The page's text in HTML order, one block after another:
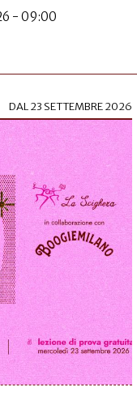
- 09:00
DAL23 SETTEMBRE 2026